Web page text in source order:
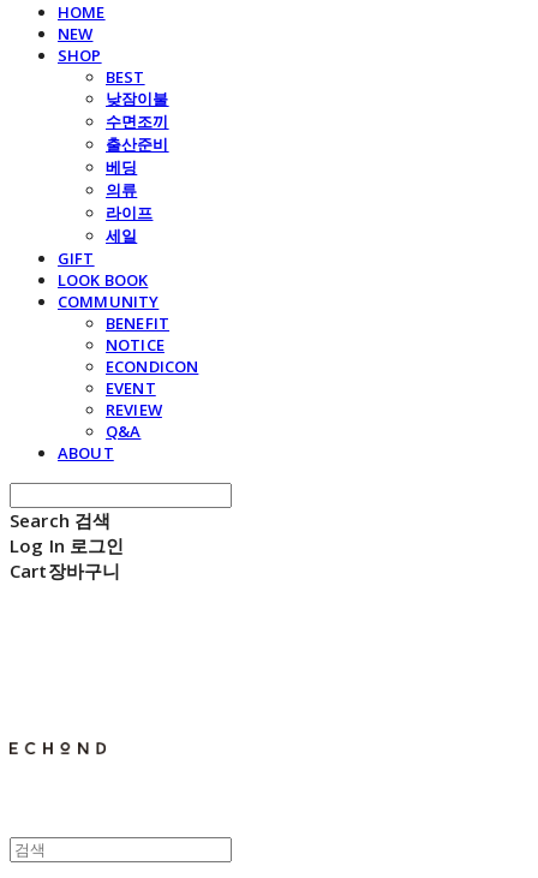
HOME
NEW
SHOP
BEST
낮잠이불
수면조끼
출산준비
베딩
의류
라이프
세일
GIFT
LOOK BOOK
COMMUNITY
BENEFIT
NOTICE
ECONDICON
EVENT
REVIEW
Q&A
ABOUT
Search 검색
Log In 로그인
Cart장바구니